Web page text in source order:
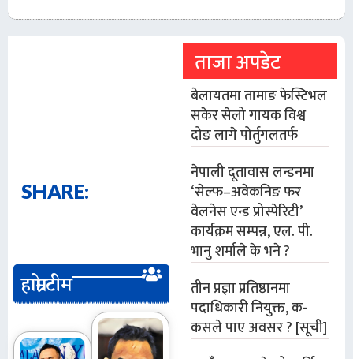
SHARE:
हाम्रो टीम
ताजा अपडेट
बेलायतमा तामाङ फेस्टिभल
सकेर सेलो गायक विश्व
दोङ लागे पोर्तुगलतर्फ
नेपाली दूतावास लन्डनमा
‘सेल्फ–अवेकनिङ फर
वेलनेस एन्ड प्रोस्पेरिटी’
कार्यक्रम सम्पन्न, एल. पी.
भानु शर्माले के भने ?
तीन प्रज्ञा प्रतिष्ठानमा
पदाधिकारी नियुक्त, क-
कसले पाए अवसर ? [सूची]